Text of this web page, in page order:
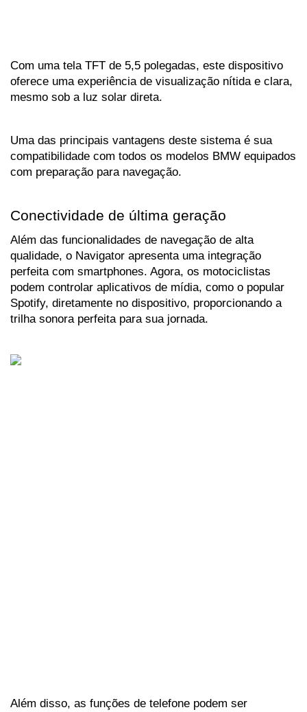
Com uma tela TFT de 5,5 polegadas, este dispositivo
oferece uma experiência de visualização nítida e clara,
mesmo sob a luz solar direta.
Uma das principais vantagens deste sistema é sua
compatibilidade com todos os modelos BMW equipados
com preparação para navegação.
Conectividade de última geração
Além das funcionalidades de navegação de alta
qualidade, o Navigator apresenta uma integração
perfeita com smartphones. Agora, os motociclistas
podem controlar aplicativos de mídia, como o popular
Spotify, diretamente no dispositivo, proporcionando a
trilha sonora perfeita para sua jornada.
Além disso, as funções de telefone podem ser